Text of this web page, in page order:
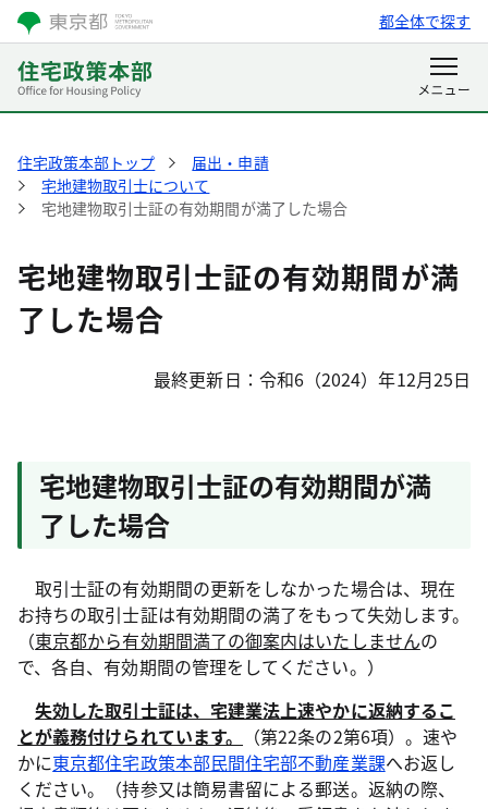
都全体で探す
住宅政策本部トップ
届出・申請
宅地建物取引士について
宅地建物取引士証の有効期間が満了した場合
宅地建物取引士証の有効期間が満
了した場合
最終更新日：令和6（2024）年12月25日
宅地建物取引士証の有効期間が満
了した場合
取引士証の有効期間の更新をしなかった場合は、現在
お持ちの取引士証は有効期間の満了をもって失効します。
（東京都から有効期間満了の御案内はいたしませんの
で、各自、有効期間の管理をしてください。）
失効した取引士証は、宅建業法上速やかに返納するこ
とが義務付けられています。
（第22条の2第6項）。速や
かに東京都住宅政策本部民間住宅部不動産業課へお返し
ください。（持参又は簡易書留による郵送。返納の際、